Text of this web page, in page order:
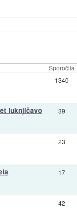
Sporočila
1340
luknjičavo 39
23
17
42